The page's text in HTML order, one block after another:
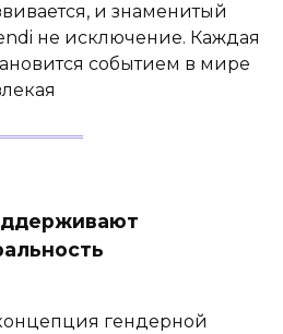
и знаменитый
не исключение. Каждая
событием в мире
гендерной